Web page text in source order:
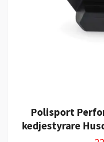
Polisport
kedjestyrare